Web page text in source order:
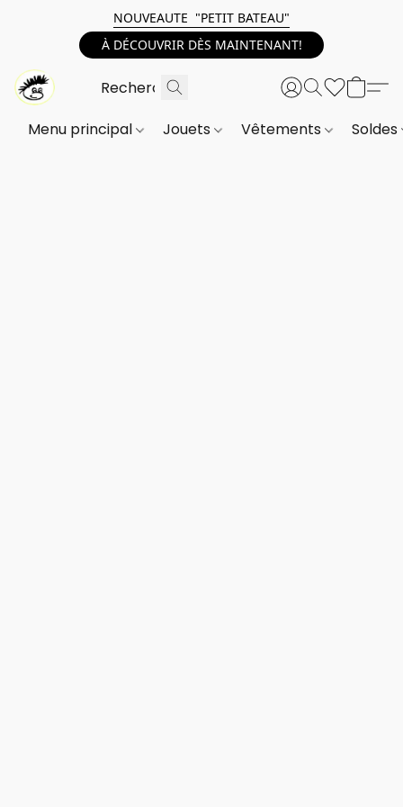
NOUVEAUTE "PETIT BATEAU"
À DÉCOUVRIR DÈS MAINTENANT!
Menu principal Jouets Vêtements Soldes